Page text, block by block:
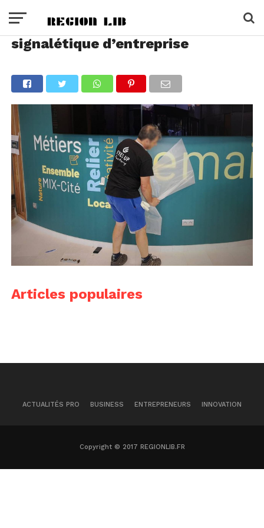
signalétique d’entreprise
Articles populaires
ACTUALITÉS PRO BUSINESS ENTREPRENEURS INNOVATION
Copyright © 2017 REGIONLIB.FR